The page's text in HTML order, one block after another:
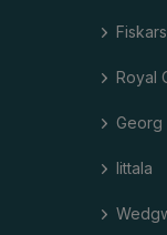
Fiskars
Royal
Georg
Iittala